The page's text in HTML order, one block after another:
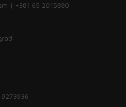
| +381 65 2015880